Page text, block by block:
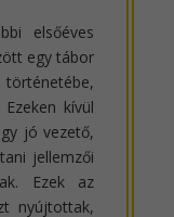
elsőéves
egy tábor
történetébe,
kívül
jó vezető,
jellemzői
Ezek az
nyújtottak,